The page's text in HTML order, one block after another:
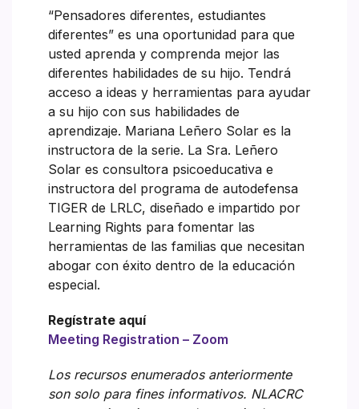
“Pensadores diferentes, estudiantes
diferentes” es una oportunidad para que
usted aprenda y comprenda mejor las
diferentes habilidades de su hijo. Tendrá
acceso a ideas y herramientas para ayudar
a su hijo con sus habilidades de
aprendizaje. Mariana Leñero Solar es la
instructora de la serie. La Sra. Leñero
Solar es consultora psicoeducativa e
instructora del programa de autodefensa
TIGER de LRLC, diseñado e impartido por
Learning Rights para fomentar las
herramientas de las familias que necesitan
abogar con éxito dentro de la educación
especial.
Regístrate aquí
Meeting Registration – Zoom
Los recursos enumerados anteriormente
son solo para fines informativos. NLACRC